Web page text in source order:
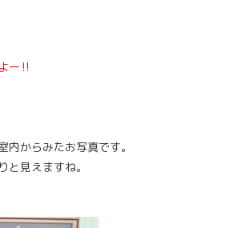
ー‼
内からみたお写真です。
と見えますね。